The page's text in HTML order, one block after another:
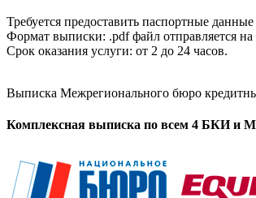
Требуется предоставить паспортные
Формат выписки: .pdf файл отправляется
Срок оказания услуги: от 2 до 24 часов.
Выписка Межрегионального бюро
Комплексная выписка по всем 4 БКИ и